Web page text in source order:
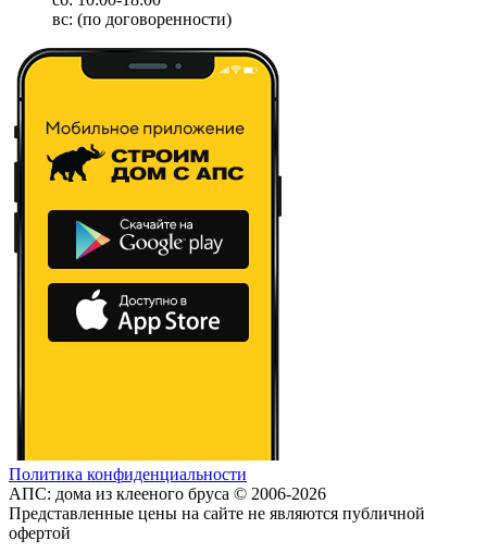
вс: (по договоренности)
Политика конфиденциальности
АПС: дома из клееного бруса © 2006-2026
Представленные цены на сайте не являются публичной
офертой